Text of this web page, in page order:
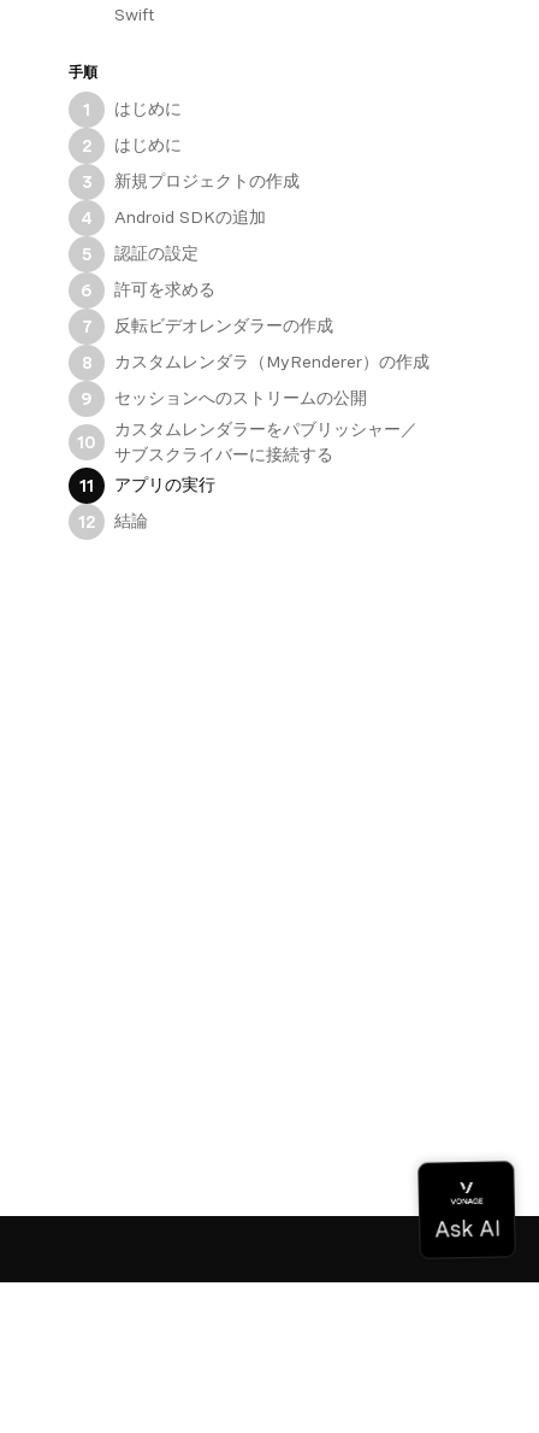
Swift
手順
1
はじめに
2
はじめに
3
新規プロジェクトの作成
4
Android SDKの追加
5
認証の設定
6
許可を求める
7
反転ビデオレンダラーの作成
8
カスタムレンダラ（MyRenderer）の作成
9
セッションへのストリームの公開
10
カスタムレンダラーをパブリッシャー／
サブスクライバーに接続する
11
アプリの実行
12
結論